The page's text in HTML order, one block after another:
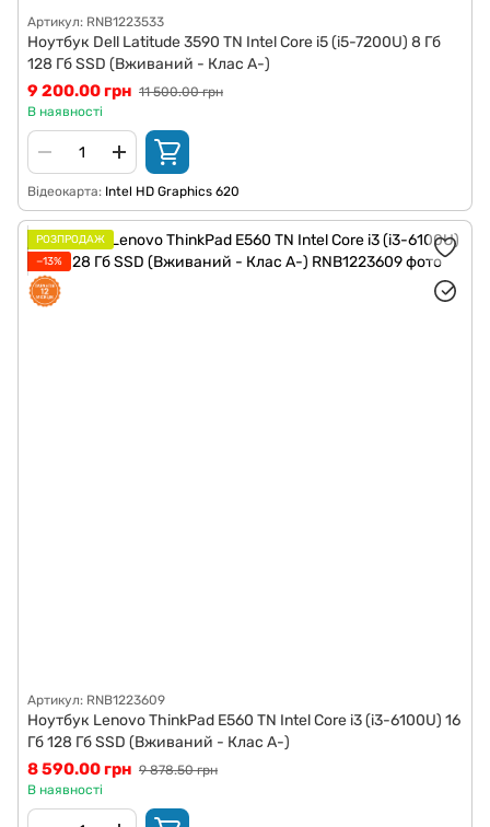
Артикул: RNB1223533
Ноутбук Dell Latitude 3590 TN Intel Core i5 (i5-7200U) 8 Гб
128 Гб SSD (Вживаний - Клас A-)
9 200.00 грн 11 500.00 грн
В наявності
Відеокарта Intel HD Graphics 620
РОЗПРОДАЖ
−13%
Артикул: RNB1223609
Ноутбук Lenovo ThinkPad E560 TN Intel Core i3 (i3-6100U) 16
Гб 128 Гб SSD (Вживаний - Клас A-)
8 590.00 грн 9 878.50 грн
В наявності